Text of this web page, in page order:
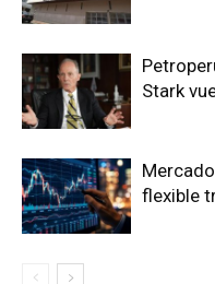
Stark
flexible